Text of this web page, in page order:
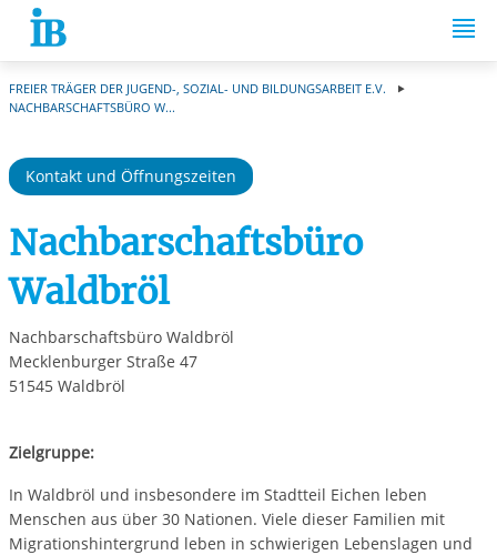
Springe zum Inhalt
FREIER TRÄGER DER JUGEND-, SOZIAL- UND BILDUNGSARBEIT E.V.
NACHBARSCHAFTSBÜRO W...
Kontakt und Öffnungszeiten
Nachbarschaftsbüro
Waldbröl
Nachbarschaftsbüro Waldbröl
Mecklenburger Straße 47
51545 Waldbröl
Zielgruppe:
In Waldbröl und insbesondere im Stadtteil Eichen leben
Menschen aus über 30 Nationen. Viele dieser Familien mit
Migrationshintergrund leben in schwierigen Lebenslagen und